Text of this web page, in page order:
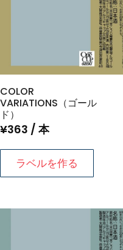
COLOR
VARIATIONS（ゴール
ド）
¥363 / 本
ラベルを作る